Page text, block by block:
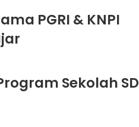
PGRI & KNPI
Sekolah SD